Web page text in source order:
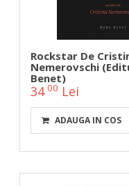
Rockstar De
Nemerovschi
Benet)
34 00 Lei
ADAUGA IN COS